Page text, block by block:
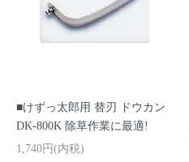
■けずっ太郎用 替刃 ドウカン
DK-800K 除草作業に最適!
1,740円(内税)